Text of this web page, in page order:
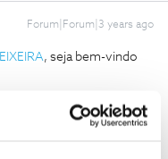
Forum|Forum|3 years ago
, seja bem-vindo
que descreve e, por isso,